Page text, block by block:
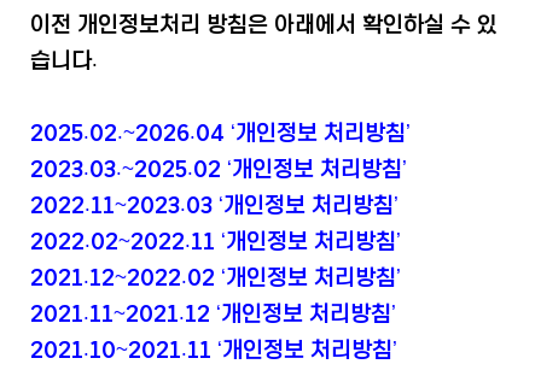
이전 개인정보처리 방침은 아래에서 확인하실 수 있
습니다.
2025.02.~2026.04 ‘개인정보 처리방침’
2023.03.~2025.02 ‘개인정보 처리방침’
2022.11~2023.03 ‘개인정보 처리방침’
2022.02~2022.11 ‘개인정보 처리방침’
2021.12~2022.02 ‘개인정보 처리방침’
2021.11~2021.12 ‘개인정보 처리방침’
2021.10~2021.11 ‘개인정보 처리방침’